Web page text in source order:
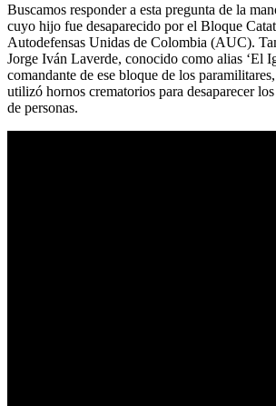
Buscamos responder a esta pregunta de la
cuyo hijo fue desaparecido por el Bloque
Autodefensas Unidas de Colombia (AUC).
Jorge Iván Laverde, conocido como alias ‘El
comandante de ese bloque de los
utilizó hornos crematorios para desaparecer
de personas.